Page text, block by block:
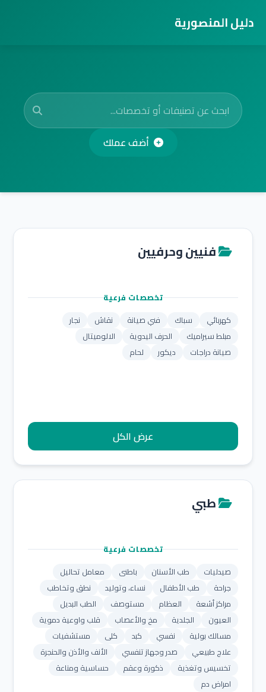
دليل المنصورية
أضف عملك
فنيين وحرفيين
تخصصات فرعية
كهربائي
سباك فني صيانة نقاش
نجار
مبلط سيراميك
الحرف اليدوية
الالوميتال
صيانة دراجات
ديكور لحام
عرض الكل
طبي
تخصصات فرعية
صيدليات
طب الأسنان باطنى
معامل تحاليل
جراحة
طب الأطفال نساء، وتوليد
نطق وتخاطب
مراكز أشعة
العظام مستوصف
الطب البديل
العيون
الجلدية مخ والأعصاب
قلب واوعية دموية
مسالك بولية
نفسي كبد كلى
مستشفيات
علاج طبيعي
صدر وجهاز تنفسي
الأنف والأذن والحنجرة
تخسيس وتغذية
ذكورة وعقم
حساسية ومناعة
امراض دم